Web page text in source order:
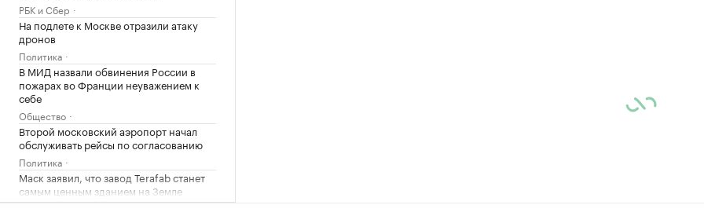
РБК и Сбер
На подлете к Москве отразили атаку
дронов
Политика
В МИД назвали обвинения России в
пожарах во Франции неуважением к
себе
Общество
Второй московский аэропорт начал
обслуживать рейсы по согласованию
Политика
Маск заявил, что завод Terafab станет
самым ценным зданием на Земле
Технологии и медиа